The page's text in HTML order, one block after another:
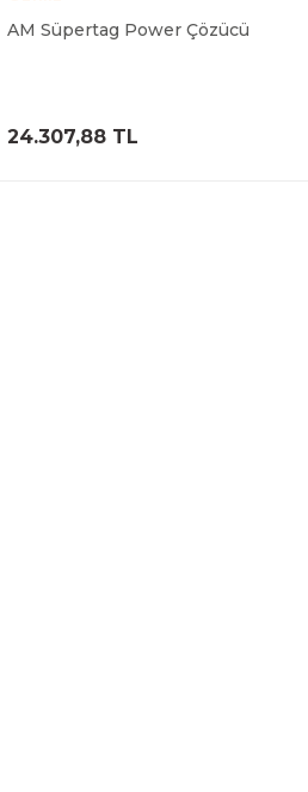
AM Süpertag Power Çözücü
24.307,88 TL
ÜRÜNÜ İNCELE